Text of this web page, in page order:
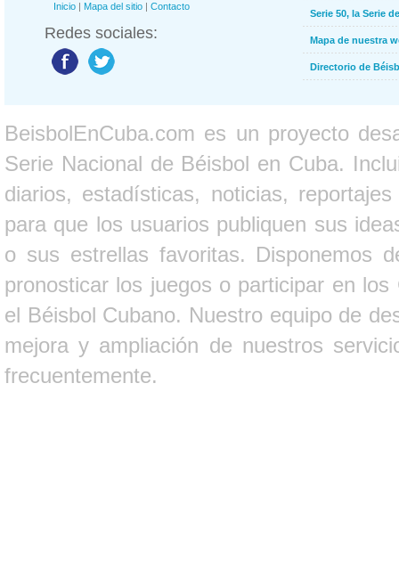
Inicio | Mapa del sitio | Contacto
Redes sociales:
Serie 50, la Serie
Mapa de nuestra
Directorio de
BeisbolEnCuba.com es un proyecto
Serie Nacional de Béisbol en Cuba.
diarios, estadísticas, noticias,
para que los usuarios publiquen sus
o sus estrellas favoritas. Disponemos
pronosticar los juegos o participar en
el Béisbol Cubano. Nuestro equipo de
mejora y ampliación de nuestros
frecuentemente.